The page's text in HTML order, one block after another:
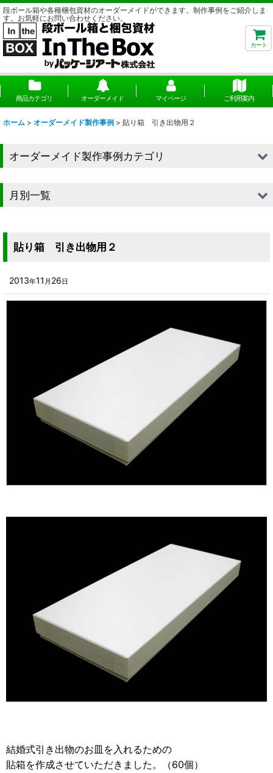
段ボール箱や各種梱包資材のオーダーメイドができます。制作事例をご紹介しま
す。お気軽にお問い合わせください。
カート
商品カテゴリ オーダーメイド マイページ ご利用案内
ホーム > オーダーメイド製作事例 > 貼り箱 引き出物用２
貼り箱 引き出物用２
2013年11 月 26日
結婚式引き出物のお皿を入れるための
貼箱を作成させていただきました。（60個）
オーダーメイド製作事例カテゴリ
■段ボール（箱以外）
■組箱
■その他箱・ケース
■袋
■その他発泡材・緩衝材
■その他資材
楽器・音響機器用
記録メディア用（USBほか）
車・モビリティ用
産業・電化製品用
月別一覧
2025年
2023年
2015年
2009年